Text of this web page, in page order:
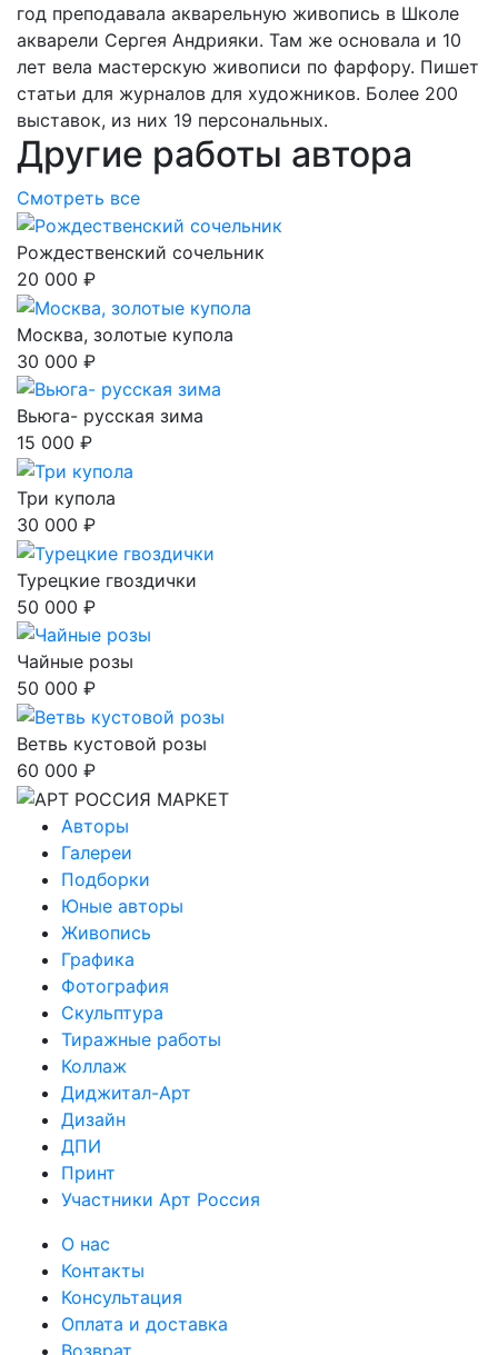
год преподавала акварельную живопись в Школе
акварели Сергея Андрияки. Там же основала и 10
лет вела мастерскую живописи по фарфору. Пишет
статьи для журналов для художников. Более 200
выставок, из них 19 персональных.
Другие работы автора
Смотреть все
Рождественский сочельник
20 000 ₽
Москва, золотые купола
30 000 ₽
Вьюга- русская зима
15 000 ₽
Три купола
30 000 ₽
Турецкие гвоздички
50 000 ₽
Чайные розы
50 000 ₽
Ветвь кустовой розы
60 000 ₽
Авторы
Галереи
Подборки
Юные авторы
Живопись
Графика
Фотография
Скульптура
Тиражные работы
Коллаж
Диджитал-Арт
Дизайн
ДПИ
Принт
Участники Арт Россия
О нас
Контакты
Консультация
Оплата и доставка
Возврат